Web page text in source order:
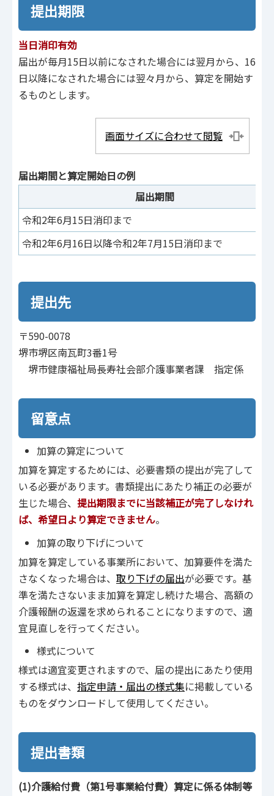
提出期限
当日消印有効
届出が毎月15日以前になされた場合には翌月から、16
日以降になされた場合には翌々月から、算定を開始す
るものとします。
画面サイズに合わせて閲覧
届出期間と算定開始日の例
届出期間
令和2年6月15日消印まで
令和2年6月16日以降令和2年7月15日消印まで
提出先
〒590-0078
堺市堺区南瓦町3番1号
堺市健康福祉局長寿社会部介護事業者課 指定係
留意点
加算の算定について
加算を算定するためには、必要書類の提出が完了して
いる必要があります。書類提出にあたり補正の必要が
生じた場合、 提出期限までに当該補正が完了しなけれ
ば、希望日より算定できません。
加算の取り下げについて
加算を算定している事業所において、加算要件を満た
さなくなった場合は、 取り下げの届出が必要です。基
準を満たさないまま加算を算定し続けた場合、高額の
介護報酬の返還を求められることになりますので、適
宜見直しを行ってください。
様式について
様式は適宜変更されますので、届の提出にあたり使用
する様式は、 指定申請・届出の様式集に掲載している
ものをダウンロードして使用してください。
提出書類
(1)介護給付費（第1号事業給付費）算定に係る体制等